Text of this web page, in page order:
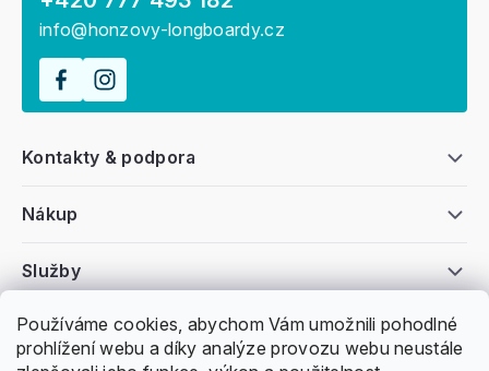
Používáme cookies, abychom Vám umožnili pohodlné
prohlížení webu a díky analýze provozu webu neustále
Všeobecné informace
Nákup
Kontakty & podpora
Služby
info@honzovy-longboardy.cz